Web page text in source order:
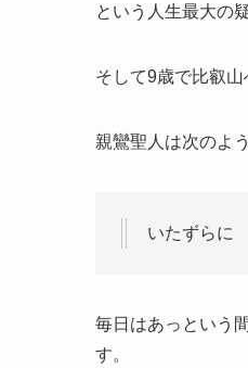
という人生最大の
そして9歳で比叡山
親鸞聖人は次のよ
いたずら
毎日はあっという
す。